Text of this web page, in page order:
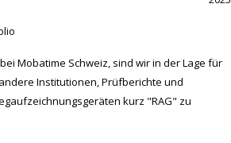
Mobatime Schweiz, sind wir in der Lage für
Institutionen, Prüfberichte und
kurz "RAG" zu